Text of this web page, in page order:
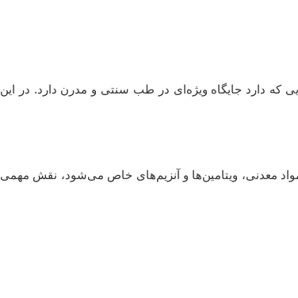
دارد جایگاه ویژه‌ای در طب سنتی و مدرن دارد. در این
معدنی، ویتامین‌ها و آنزیم‌های خاص می‌شود، نقش مهمی